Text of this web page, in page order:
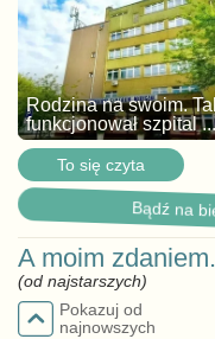
Rodzina na swoim.
funkcjonował szpital ...
To się czyta
Bądź na
A moim
(od najstarszych)
Pokazuj od
najnowszych